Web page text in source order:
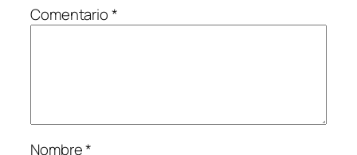
Comentario*
Nombre*